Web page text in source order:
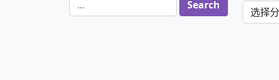
分类